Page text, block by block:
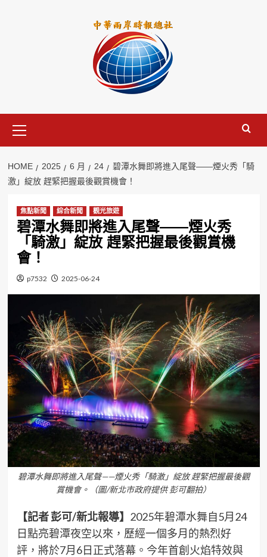
Menu
HOME 2025 6 月 24
碧潭水舞即將進入尾聲——煙火秀「騎
激」綻放 趕緊把握最後觀賞機會！
焦點新聞 綜合新聞 觀光旅遊
碧潭水舞即將進入尾聲——煙火秀
「騎激」綻放 趕緊把握最後觀賞機
會！
p7532 2025-06-24
碧潭水舞即將進入尾聲——煙火秀「騎激」綻放 趕緊把握最後觀
賞機會。（圖/新北市政府提供 彭可翻拍）
【記者 彭可/新北報導】 2025年碧潭水舞自5月24
日點亮碧潭夜空以來，歷經一個多月的熱烈好
評，將於7月6日正式落幕。今年首創火焰特效與